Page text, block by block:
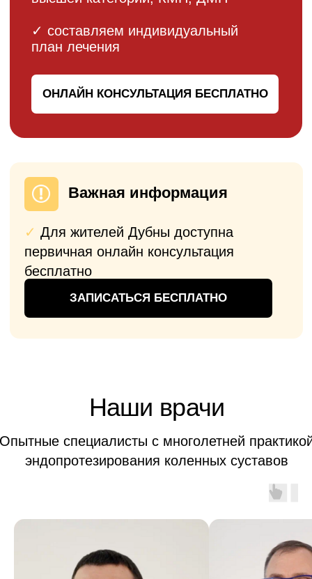
ОТ 550 000₽
эндопротезирование коленного
ОТ 430 000₽
Послеоперационное
наблюдение
ОТ 250 000₽
наблюдение
Анестезия
коленного сустава
Одномыщелковое
эндопротезирование коленного
сустава
Операция
коленных суставов. При составлении
предварительного счета — фиксируем для
время принять решение). При повторном
обращении для эндопротезирования
предусмотрена система скидок (до 10%).
коленного сустава